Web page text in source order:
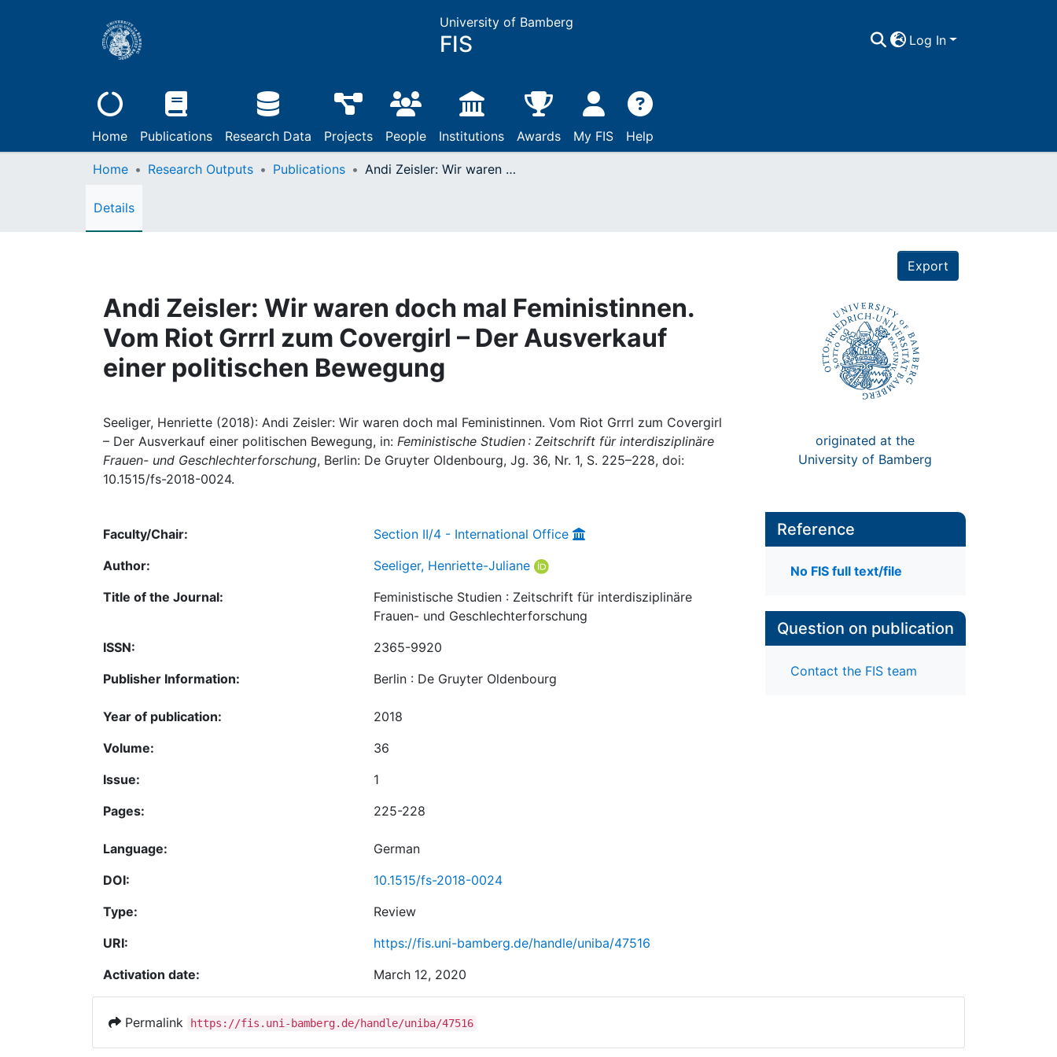
University of Bamberg
FIS Log In
Home Publications Research Data Projects People Institutions Awards My FIS Help
Home Research Outputs Publications Andi Zeisler: Wir waren doch mal Feministinnen. Vom Riot Grrrl zum Covergirl – Der Ausverkauf einer politischen Bewegung
Details
Export
Andi Zeisler: Wir waren doch mal Feministinnen.
Vom Riot Grrrl zum Covergirl – Der Ausverkauf
einer politischen Bewegung
Seeliger, Henriette (2018): Andi Zeisler: Wir waren doch mal Feministinnen. Vom Riot Grrrl zum Covergirl
– Der Ausverkauf einer politischen Bewegung, in: Feministische Studien : Zeitschrift für interdisziplinäre
Frauen- und Geschlechterforschung, Berlin: De Gruyter Oldenbourg, Jg. 36, Nr. 1, S. 225–228, doi:
10.1515/fs-2018-0024.
originated at the
University of Bamberg
Faculty/Chair:
Section II/4 - International Office
Author:
Seeliger, Henriette-Juliane
Title of the Journal:
Feministische Studien : Zeitschrift für interdisziplinäre
Frauen- und Geschlechterforschung
ISSN:
2365-9920
Publisher Information:
Berlin : De Gruyter Oldenbourg
Year of publication:
2018
Volume:
36
Issue:
1
Pages:
225-228
Language:
German
DOI:
10.1515/fs-2018-0024
Type:
Review
URI:
https://fis.uni-bamberg.de/handle/uniba/47516
Activation date:
March 12, 2020
Reference
No FIS full text/file
Question on publication
Contact the FIS team
Permalink https://fis.uni-bamberg.de/handle/uniba/47516